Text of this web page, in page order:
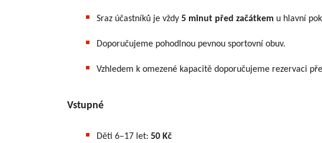
Sraz účastníků je vždy 5 minut před začátkem u hlavní
Doporučujeme pohodlnou pevnou sportovní obuv.
Vzhledem k omezené kapacitě doporučujeme rezervaci
Vstupné
Děti 6–17 let: 50 Kč